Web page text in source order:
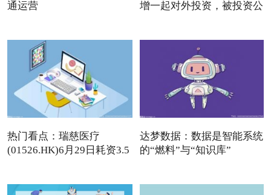
通运营
增一起对外投资，被投资公
热门看点：瑞慈医疗
(01526.HK)6月29日耗资3.5
达梦数据：数据是智能系统
的“燃料”与“知识库”